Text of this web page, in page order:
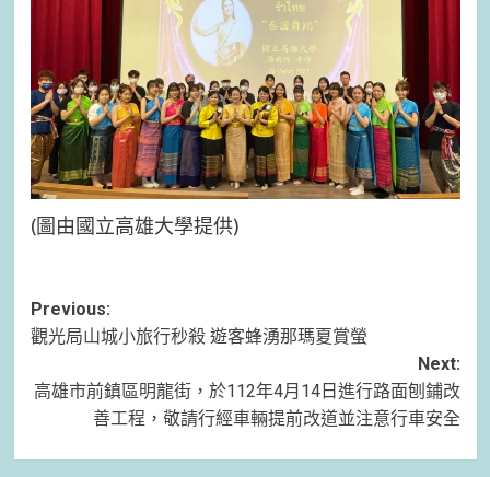
(圖由國立高雄大學提供)
Post
navigation
Previous:
觀光局山城小旅行秒殺 遊客蜂湧那瑪夏賞螢
Next:
高雄市前鎮區明龍街，於112年4月14日進行路面刨鋪改
善工程，敬請行經車輛提前改道並注意行車安全